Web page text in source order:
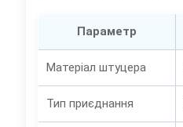
Параметр
Матеріал штуцера
Тип приєднання